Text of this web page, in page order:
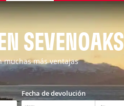
SEVENOAKS
muchas más ventajas
Fecha de devolución